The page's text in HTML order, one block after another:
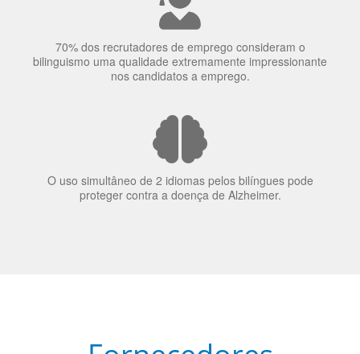
70% dos recrutadores de emprego consideram o
nos candidatos a emprego.